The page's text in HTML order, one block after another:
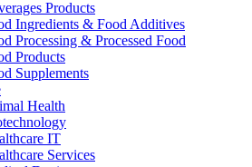
Products
Ingredients & Food Additives
Processing & Processed Food
Products
Supplements
Health
IT
Services